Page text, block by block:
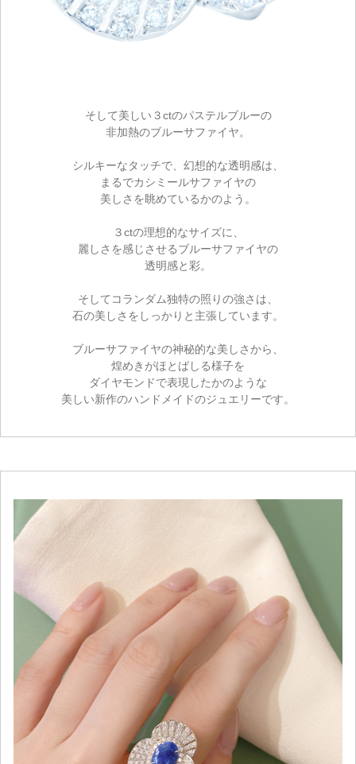
そして美しい３ctのパステルブルーの
非加熱のブルーサファイヤ。
シルキーなタッチで、幻想的な透明感は、
まるでカシミールサファイヤの
美しさを眺めているかのよう。
３ctの理想的なサイズに、
麗しさを感じさせるブルーサファイヤの
透明感と彩。
そしてコランダム独特の照りの強さは、
石の美しさをしっかりと主張しています。
ブルーサファイヤの神秘的な美しさから、
煌めきがほとばしる様子を
ダイヤモンドで表現したかのような
美しい新作のハンドメイドのジュエリーです。